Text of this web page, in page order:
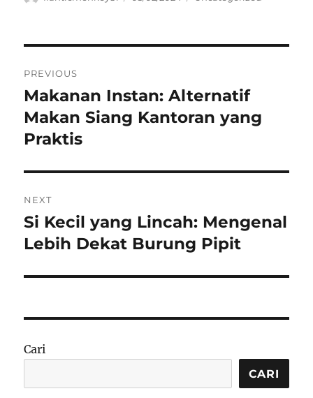
pos
PREVIOUS
Previous
post:
Makanan Instan: Alternatif
Makan Siang Kantoran yang
Praktis
NEXT
Next
post:
Si Kecil yang Lincah: Mengenal
Lebih Dekat Burung Pipit
Cari
CARI